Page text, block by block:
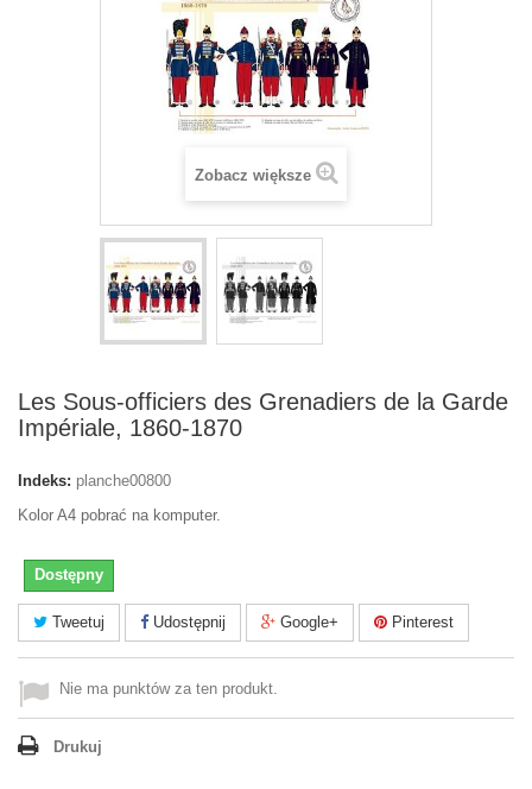
Zobacz większe
Les Sous-officiers des Grenadiers de la Garde
Impériale, 1860-1870
Indeks: planche00800
Kolor A4 pobrać na komputer.
Dostępny
Tweetuj Udostępnij Google+ Pinterest
Nie ma punktów za ten produkt.
Drukuj